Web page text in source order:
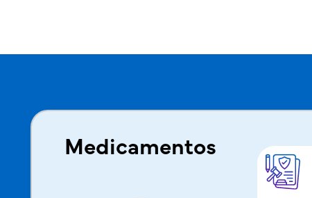
Medicamentos